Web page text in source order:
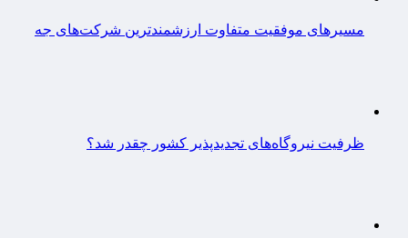
مسیرهای موفقیت متفاوت ارزشمندترین شرکت‌های جه
ظرفیت نیروگاه‌های تجدیدپذیر کشور چقدر شد؟